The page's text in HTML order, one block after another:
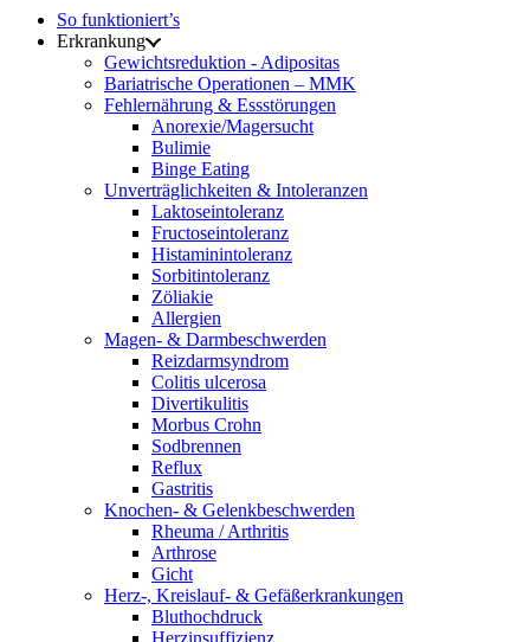
So funktioniert’s
Erkrankung
Gewichtsreduktion - Adipositas
Bariatrische Operationen – MMK
Fehlernährung & Essstörungen
Anorexie/Magersucht
Bulimie
Binge Eating
Unverträglichkeiten & Intoleranzen
Laktoseintoleranz
Fructoseintoleranz
Histaminintoleranz
Sorbitintoleranz
Zöliakie
Allergien
Magen- & Darmbeschwerden
Reizdarmsyndrom
Colitis ulcerosa
Divertikulitis
Morbus Crohn
Sodbrennen
Reflux
Gastritis
Knochen- & Gelenkbeschwerden
Rheuma / Arthritis
Arthrose
Gicht
Herz-, Kreislauf- & Gefäßerkrankungen
Bluthochdruck
Herzinsuffizienz